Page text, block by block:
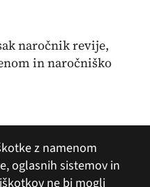
naročnik revije,
in naročniško
z namenom
oglasnih sistemov in
ne bi mogli